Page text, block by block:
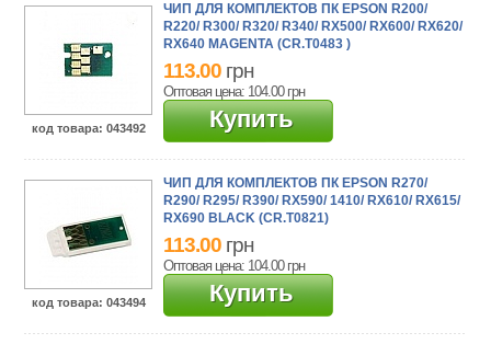
код товара: 043492
ЧИП ДЛЯ КОМПЛЕКТОВ ПК EPSON R200/
R220/ R300/ R320/ R340/ RX500/ RX600/ RX620/
RX640 MAGENTA (CR.T0483 )
113.00 грн
Оптовая цена: 104.00 грн
Купить
код товара: 043494
ЧИП ДЛЯ КОМПЛЕКТОВ ПК EPSON R270/
R290/ R295/ R390/ RX590/ 1410/ RX610/ RX615/
RX690 BLACK (CR.T0821)
113.00 грн
Оптовая цена: 104.00 грн
Купить